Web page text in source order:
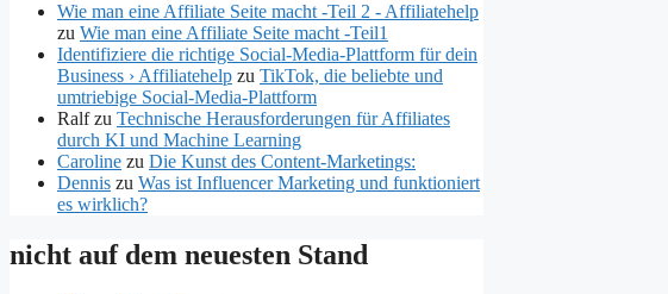
Wie man eine Affiliate Seite macht -Teil 2 - Affiliatehelp
zu Wie man eine Affiliate Seite macht -Teil1
Identifiziere die richtige Social-Media-Plattform für dein
Business › Affiliatehelp zu TikTok, die beliebte und
umtriebige Social-Media-Plattform
Ralfzu Technische Herausforderungen für Affiliates
durch KI und Machine Learning
Caroline zu Die Kunst des Content-Marketings:
Dennis zu Was ist Influencer Marketing und funktioniert
es wirklich?
nicht auf dem neuesten Stand